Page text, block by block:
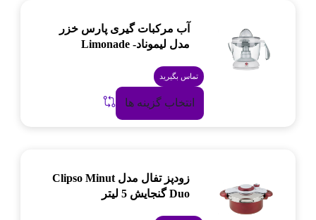
آب مرکبات گیری پارس خزر
مدل لیموناد- Limonade
تماس بگیرید
انتخاب گزینه ها
زودپز تفال مدل Clipso Minut
Duo گنجایش 5 لیتر